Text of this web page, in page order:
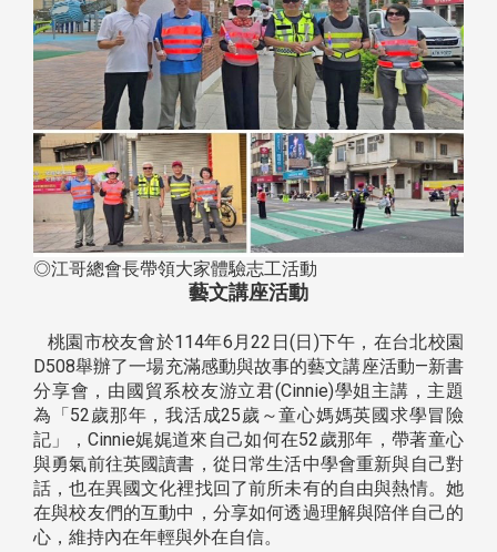
◎江哥總會長帶領大家體驗志工活動
藝文講座活動
桃園市校友會於114年6月22日(日)下午，在台北校園
D508舉辦了一場充滿感動與故事的藝文講座活動—新書
分享會，由國貿系校友游立君(Cinnie)學姐主講，主題
為「52歲那年，我活成25歲～童心媽媽英國求學冒險
記」，Cinnie娓娓道來自己如何在52歲那年，帶著童心
與勇氣前往英國讀書，從日常生活中學會重新與自己對
話，也在異國文化裡找回了前所未有的自由與熱情。她
在與校友們的互動中，分享如何透過理解與陪伴自己的
心，維持內在年輕與外在自信。